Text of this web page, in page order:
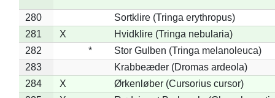
280
Sortklire (Tringa erythropus)
281
X
Hvidklire (Tringa nebularia)
282
*
Stor Gulben (Tringa melanoleuca)
283
Krabbeæder (Dromas ardeola)
284
X
Ørkenløber (Cursorius cursor)